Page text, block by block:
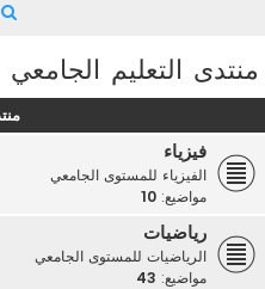
منتدى التعليم الجامعي
فيزياء
الفيزياء للمستوى الجامعي
مواضيع: 10
رياضيات
الرياضيات للمستوى الجامعي
مواضيع: 43